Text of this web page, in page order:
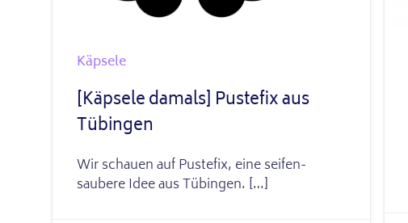
Käpsele
[Käpsele damals] Pustefix aus
Tübingen
Wir schauen auf Pustefix, eine seifen-
saubere Idee aus Tübingen. […]